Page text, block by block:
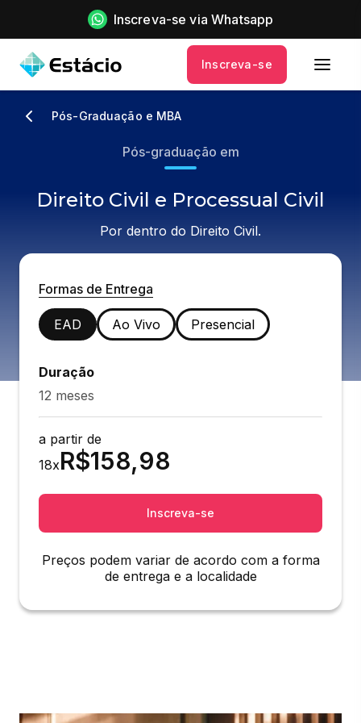
Inscreva-se via Whatsapp
Inscreva-se
Pós-Graduação e MBA
Pós-graduação em
Direito Civil e Processual Civil
Por dentro do Direito Civil.
Formas de Entrega
EAD Ao Vivo Presencial
Duração
12 meses
a partir de
18xR$158,98
Inscreva-se
Preços podem variar de acordo com a forma
de entrega e a localidade